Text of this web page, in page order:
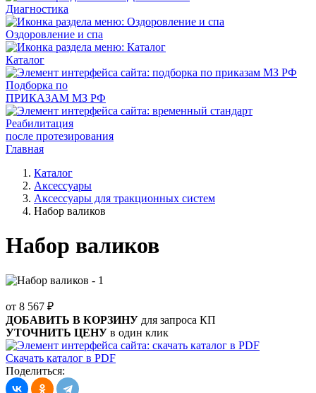
Диагностика
Оздоровление и спа
Каталог
Подборка по
ПРИКАЗАМ МЗ РФ
Реабилитация
после протезирования
Главная
Каталог
Аксессуары
Аксессуары для тракционных систем
Набор валиков
Набор валиков
от 8 567 ₽
ДОБАВИТЬ В КОРЗИНУ для запроса КП
УТОЧНИТЬ ЦЕНУ в один клик
Скачать каталог в PDF
Поделиться: